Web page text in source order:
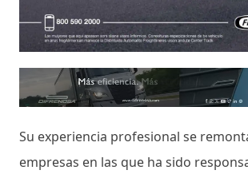
Su experiencia profesional se
empresas en las que ha sido